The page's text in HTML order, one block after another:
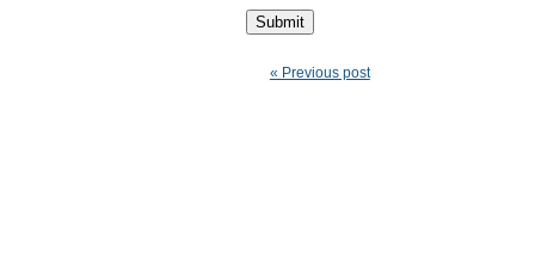
« Previous post